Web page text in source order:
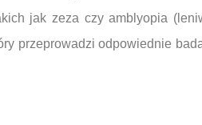
jak zeza czy amblyopia
przeprowadzi odpowiednie